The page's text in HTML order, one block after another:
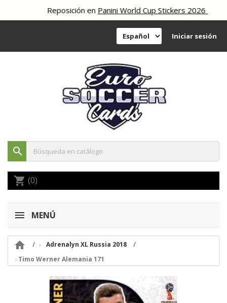
Reposición enPanini World Cup Stickers 2026
Iniciar sesión
search
shopping_cart (0)
MENÚ

Adrenalyn XL Russia 2018
Timo Werner Alemania 171